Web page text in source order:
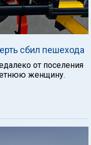
сбил пешехода
от поселения
женщину.